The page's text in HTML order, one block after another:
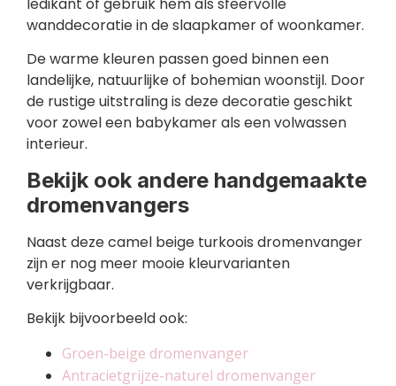
wanddecoratie in de slaapkamer of woonkamer.
De warme kleuren passen goed binnen een
landelijke, natuurlijke of bohemian woonstijl. Door
de rustige uitstraling is deze decoratie geschikt
voor zowel een babykamer als een volwassen
interieur.
Bekijk ook andere handgemaakte
dromenvangers
Naast deze camel beige turkoois dromenvanger
zijn er nog meer mooie kleurvarianten
verkrijgbaar.
Bekijk bijvoorbeeld ook:
Groen-beige dromenvanger
Antracietgrijze-naturel dromenvanger